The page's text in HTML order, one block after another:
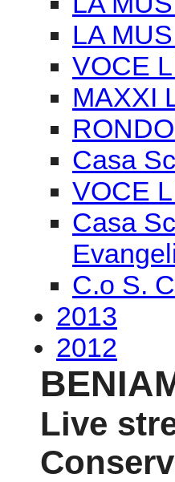
LA
VOCE
MAXXI
Casa
VOCE
Casa
C.o S.
2013
2012
Live